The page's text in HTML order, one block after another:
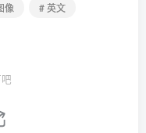
像
# 英文